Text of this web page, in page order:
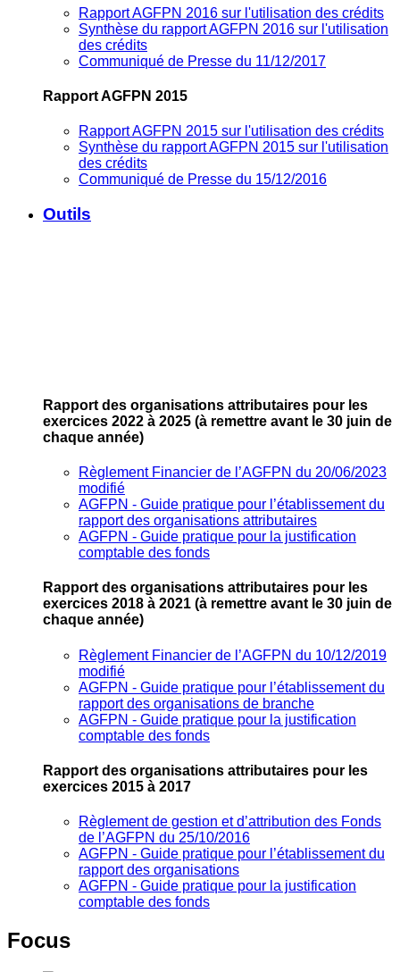
Rapport AGFPN 2016 sur l'utilisation des crédits
Synthèse du rapport AGFPN 2016 sur l'utilisation
des crédits
Communiqué de Presse du 11/12/2017
Rapport AGFPN 2015
Rapport AGFPN 2015 sur l'utilisation des crédits
Synthèse du rapport AGFPN 2015 sur l'utilisation
des crédits
Communiqué de Presse du 15/12/2016
Outils
Rapport des organisations attributaires pour les
exercices 2022 à 2025 (à remettre avant le 30 juin de
chaque année)
Règlement Financier de l’AGFPN du 20/06/2023
modifié
AGFPN ‐ Guide pratique pour l’établissement du
rapport des organisations attributaires
AGFPN ‐ Guide pratique pour la justification
comptable des fonds
Rapport des organisations attributaires pour les
exercices 2018 à 2021 (à remettre avant le 30 juin de
chaque année)
Règlement Financier de l’AGFPN du 10/12/2019
modifié
AGFPN ‐ Guide pratique pour l’établissement du
rapport des organisations de branche
AGFPN ‐ Guide pratique pour la justification
comptable des fonds
Rapport des organisations attributaires pour les
exercices 2015 à 2017
Règlement de gestion et d’attribution des Fonds
de l’AGFPN du 25/10/2016
AGFPN ‐ Guide pratique pour l’établissement du
rapport des organisations
AGFPN ‐ Guide pratique pour la justification
comptable des fonds
Focus